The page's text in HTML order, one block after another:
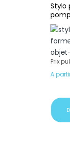
Stylo
Prix
A